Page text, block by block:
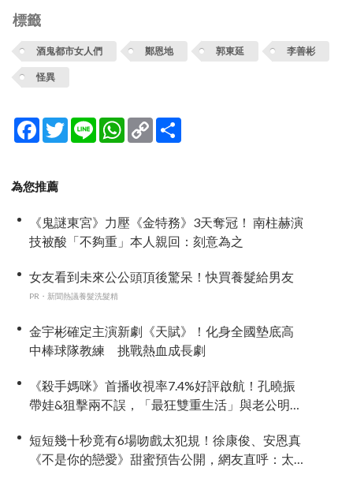
標籤
酒鬼都市女人們 鄭恩地 郭東延 李善彬
怪異
Facebook
TwitterLine WhatsApp
Copy
Link
為您推薦
《鬼謎東宮》力壓《金特務》3天奪冠！ 南柱赫演
技被酸「不夠重」本人親回：刻意為之
女友看到未來公公頭頂後驚呆！快買養髮給男友
PR・新聞熱議養髮洗髮精
金宇彬確定主演新劇《天賦》！化身全國墊底高
中棒球隊教練 挑戰熱血成長劇
《殺手媽咪》首播收視率7.4%好評啟航！孔曉振
帶娃&狙擊兩不誤，「最狂雙重生活」與老公明追
短短幾十秒竟有6場吻戲太犯規！徐康俊、安恩真
《不是你的戀愛》甜蜜預告公開，網友直呼：太